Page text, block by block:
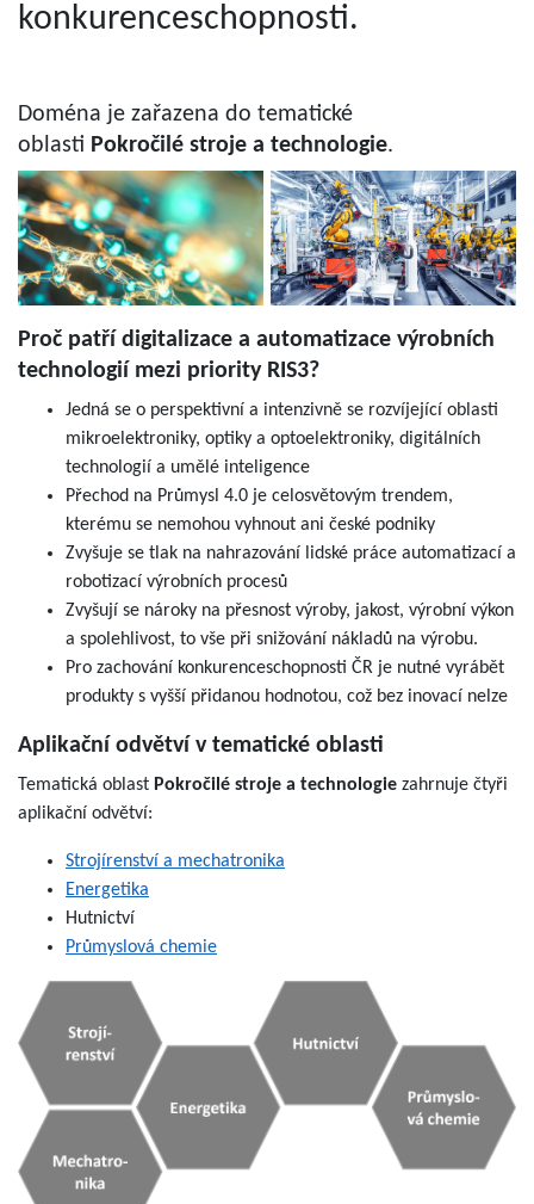
konkurenceschopnosti.
Doména je zařazena do tematické
oblasti Pokročilé stroje a technologie.
Proč patří digitalizace a automatizace výrobních
technologií mezi priority RIS3?
Jedná se o perspektivní a intenzivně se rozvíjející oblasti
mikroelektroniky, optiky a optoelektroniky, digitálních
technologií a umělé inteligence
Přechod na Průmysl 4.0 je celosvětovým trendem,
kterému se nemohou vyhnout ani české podniky
Zvyšuje se tlak na nahrazování lidské práce automatizací a
robotizací výrobních procesů
Zvyšují se nároky na přesnost výroby, jakost, výrobní výkon
a spolehlivost, to vše při snižování nákladů na výrobu.
Pro zachování konkurenceschopnosti ČR je nutné vyrábět
produkty s vyšší přidanou hodnotou, což bez inovací nelze
Aplikační odvětví v tematické oblasti
Tematická oblast Pokročilé stroje a technologie zahrnuje čtyři
aplikační odvětví:
Strojírenství a mechatronika
Energetika
Hutnictví
Průmyslová chemie